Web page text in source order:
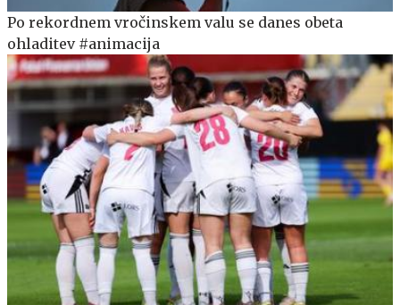
Po rekordnem vročinskem valu se danes obeta
ohladitev #animacija